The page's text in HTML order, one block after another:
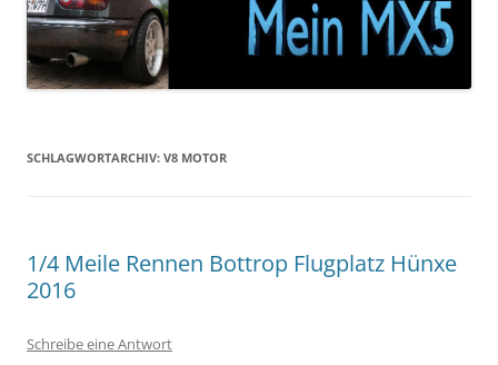
SCHLAGWORTARCHIV: V8 MOTOR
1/4 Meile Rennen Bottrop Flugplatz Hünxe
2016
Schreibe eine Antwort